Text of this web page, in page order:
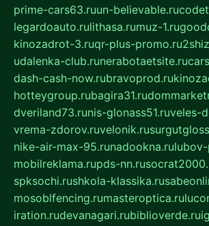
prime-cars63.ruun-believable.ru
legardoauto.rulithasa.rumuz-1.ru
kinozadrot-3.ruqr-plus-promo.ru
udalenka-club.runerabotaetsite.ru
dash-cash-now.rubravoprod.ru
hotteygroup.rubagira31.ru
dveriland73.runis-glonass51.ruveles-
vrema-zdorov.ruvelonik.ru
nike-air-max-95.runadookna.ru
mobilreklama.rupds-nn.ru
spksochi.rushkola-klassika.ru
mosoblfencing.rumasteroptica.ru
iration.rudevanagari.rubiblioverde.ru